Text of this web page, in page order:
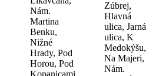
Nám.
Martina
Benku,
Nižné
Hrady, Pod
Horou, Pod
Kopanicami,
Zúbrej,
Hlavná
ulica, Jarná
ulica, K
Medokýšu,
Na Majeri,
Nám.